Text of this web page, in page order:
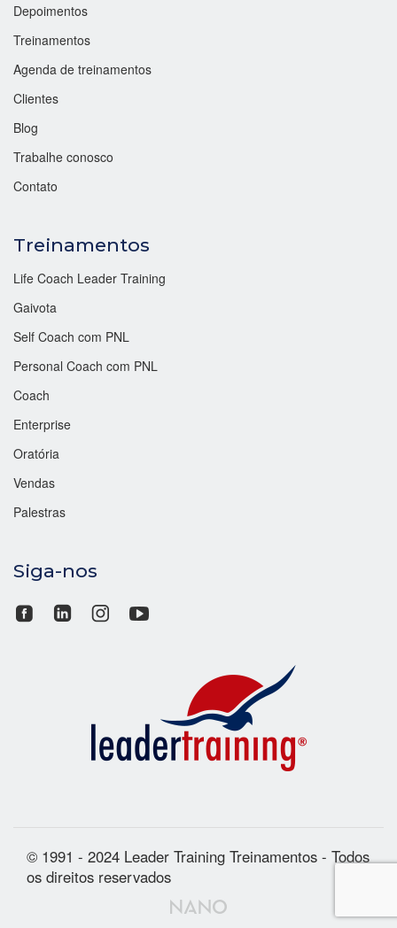
Depoimentos
Treinamentos
Agenda de treinamentos
Clientes
Blog
Trabalhe conosco
Contato
Treinamentos
Life Coach Leader Training
Gaivota
Self Coach com PNL
Personal Coach com PNL
Coach
Enterprise
Oratória
Vendas
Palestras
Siga-nos
© 1991 - 2024 Leader Training Treinamentos - Todos
os direitos reservados